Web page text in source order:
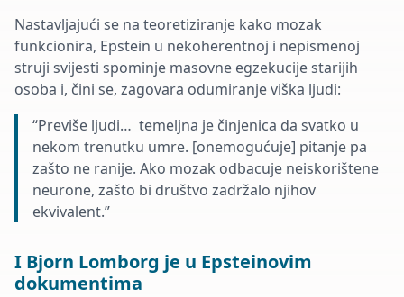
Nastavljajući se na teoretiziranje kako mozak
funkcionira, Epstein u nekoherentnoj i nepismenoj
struji svijesti spominje masovne egzekucije starijih
osoba i, čini se, zagovara odumiranje viška ljudi:
“Previše ljudi… temeljna je činjenica da svatko u
nekom trenutku umre. [onemogućuje] pitanje pa
zašto ne ranije. Ako mozak odbacuje neiskorištene
neurone, zašto bi društvo zadržalo njihov
ekvivalent.”
I Bjorn Lomborg je u Epsteinovim
dokumentima